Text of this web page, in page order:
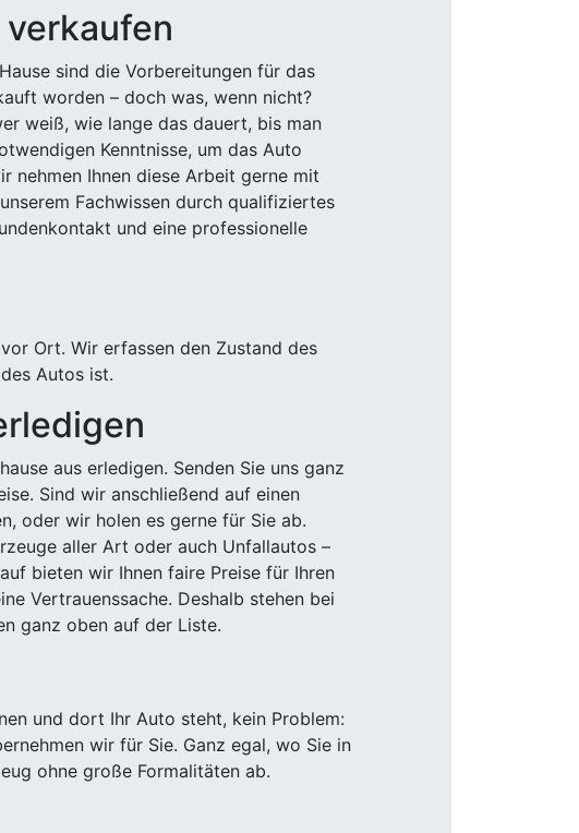
sind die Vorbereitungen für das
worden – doch was, wenn nicht?
weiß, wie lange das dauert, bis man
Kenntnisse, um das Auto
nehmen Ihnen diese Arbeit gerne mit
Fachwissen durch qualifiziertes
und eine professionelle
Ort. Wir erfassen den Zustand des
Autos ist.
aus erledigen. Senden Sie uns ganz
Sind wir anschließend auf einen
oder wir holen es gerne für Sie ab.
aller Art oder auch Unfallautos –
bieten wir Ihnen faire Preise für Ihren
Vertrauenssache. Deshalb stehen bei
ganz oben auf der Liste.
und dort Ihr Auto steht, kein Problem:
wir für Sie. Ganz egal, wo Sie in
ohne große Formalitäten ab.